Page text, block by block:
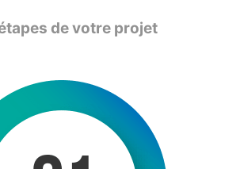
de votre projet